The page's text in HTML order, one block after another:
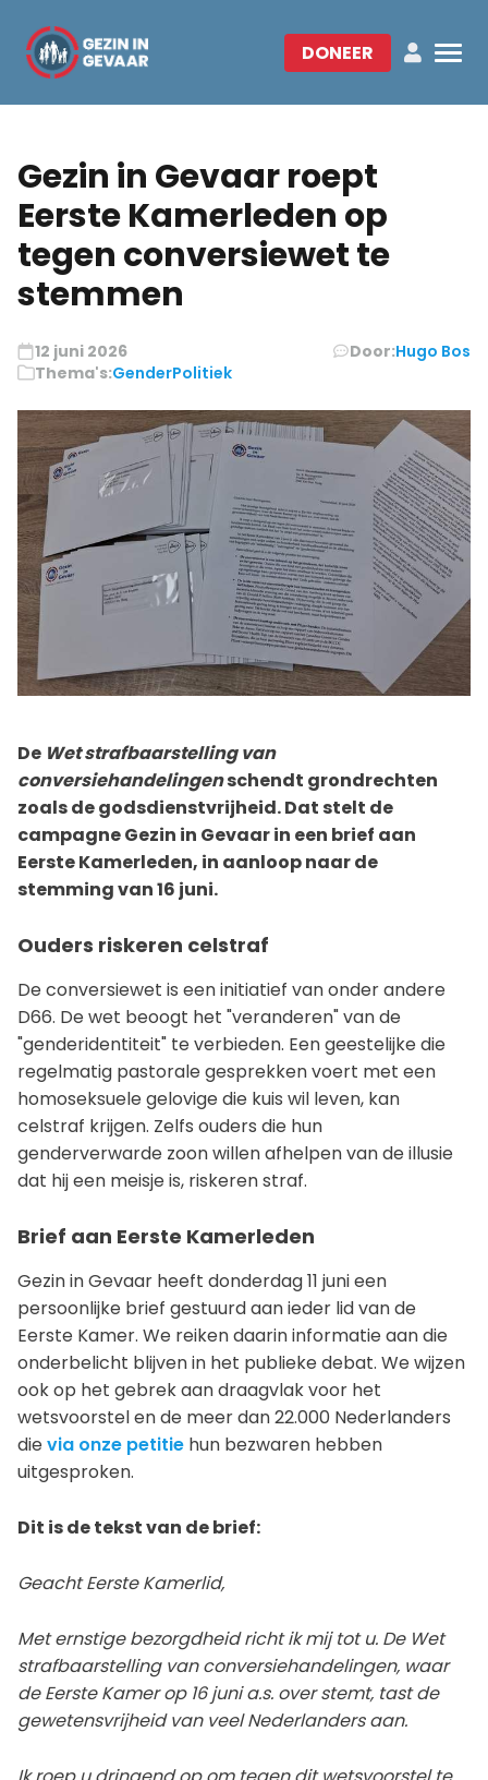
DONEER
Gezin in Gevaar roept
Eerste Kamerleden op
tegen conversiewet te
stemmen
12 juni 2026 Door:Hugo Bos
Thema's:GenderPolitiek
De Wet strafbaarstelling van
conversiehandelingenschendt grondrechten
zoals de godsdienstvrijheid. Dat stelt de
campagne Gezin in Gevaar in een brief aan
Eerste Kamerleden, in aanloop naar de
stemming van 16 juni.
Ouders riskeren celstraf
De conversiewet is een initiatief van onder andere
D66. De wet beoogt het "veranderen" van de
"genderidentiteit" te verbieden. Een geestelijke die
regelmatig pastorale gesprekken voert met een
homoseksuele gelovige die kuis wil leven, kan
celstraf krijgen. Zelfs ouders die hun
genderverwarde zoon willen afhelpen van de illusie
dat hij een meisje is, riskeren straf.
Brief aan Eerste Kamerleden
Gezin in Gevaar heeft donderdag 11 juni een
persoonlijke brief gestuurd aan ieder lid van de
Eerste Kamer. We reiken daarin informatie aan die
onderbelicht blijven in het publieke debat. We wijzen
ook op het gebrek aan draagvlak voor het
wetsvoorstel en de meer dan 22.000 Nederlanders
dievia onze petitie hun bezwaren hebben
uitgesproken.
Dit is de tekst van de brief:
Geacht Eerste Kamerlid,
Met ernstige bezorgdheid richt ik mij tot u. De Wet
strafbaarstelling van conversiehandelingen, waar
de Eerste Kamer op 16 juni a.s. over stemt, tast de
gewetensvrijheid van veel Nederlanders aan.